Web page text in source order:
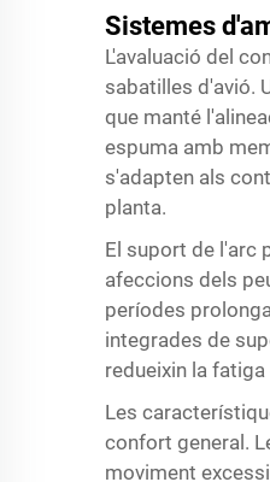
Sistemes
L'avaluació del
sabatilles d'avió.
que manté
espuma amb
s'adapten als
planta.
El suport de l'arc
afeccions dels
períodes
integrades de
redueixin la
Les
confort general.
moviment